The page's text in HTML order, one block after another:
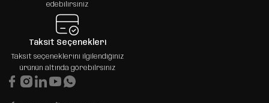
edebilirsiniz
Taksit Seçenekleri
Taksit seçeneklerini ilgilendiğiniz
ürünün altında görebilrsiniz